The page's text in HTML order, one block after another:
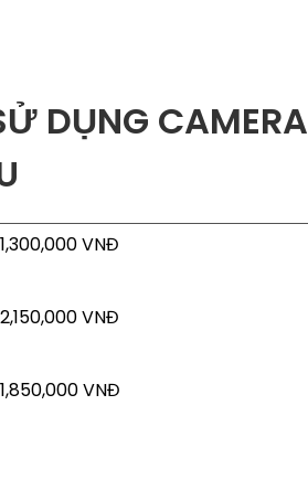
DỤNG CAMERA
1,300,000 VNĐ
2,150,000 VNĐ
1,850,000 VNĐ